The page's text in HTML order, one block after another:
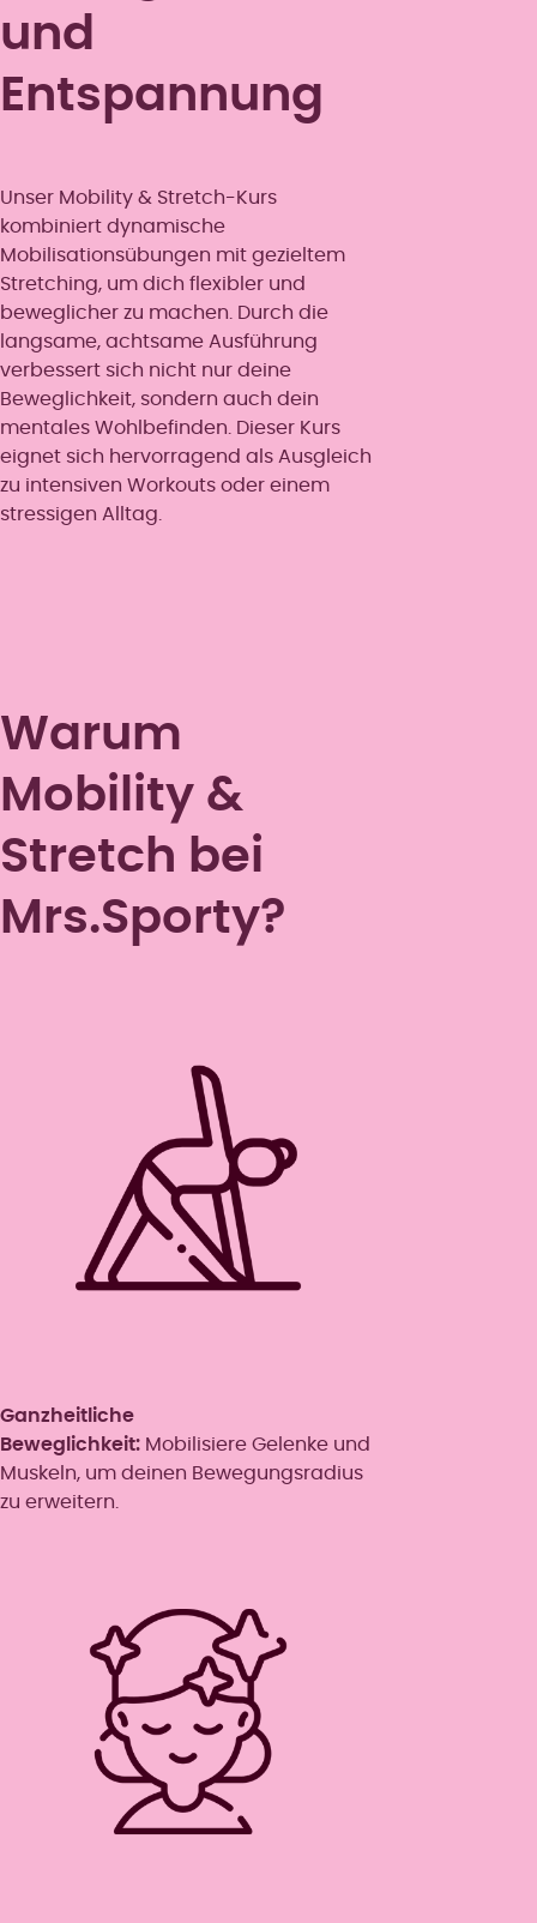
und
Entspannung
Unser Mobility & Stretch-Kurs
kombiniert dynamische
Mobilisationsübungen mit gezieltem
Stretching, um dich flexibler und
beweglicher zu machen. Durch die
langsame, achtsame Ausführung
verbessert sich nicht nur deine
Beweglichkeit, sondern auch dein
mentales Wohlbefinden. Dieser Kurs
eignet sich hervorragend als Ausgleich
zu intensiven Workouts oder einem
stressigen Alltag.
Warum
Mobility &
Stretch bei
Mrs.Sporty?
Ganzheitliche
Beweglichkeit: Mobilisiere Gelenke und
Muskeln, um deinen Bewegungsradius
zu erweitern.